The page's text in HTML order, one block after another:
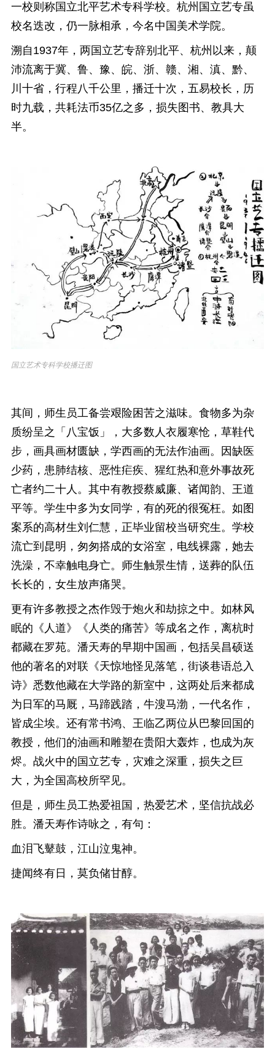
一校则称国立北平艺术专科学校。杭州国立艺专虽
校名迭改，仍一脉相承，今名中国美术学院。
溯自1937年，两国立艺专辞别北平、杭州以来，颠
沛流离于冀、鲁、豫、皖、浙、赣、湘、滇、黔、
川十省，行程八千公里，播迁十次，五易校长，历
时九载，共耗法币35亿之多，损失图书、教具大
半。
国立艺术专科学校播迁图
其间，师生员工备尝艰险困苦之滋味。食物多为杂
质纷呈之「八宝饭」，大多数人衣履寒怆，草鞋代
步，画具画材匮缺，学西画的无法作油画。因缺医
少药，患肺结核、恶性疟疾、猩红热和意外事故死
亡者约二十人。其中有教授蔡威廉、诸闻韵、王道
平等。学生中多为女同学，有的死的很冤枉。如图
案系的高材生刘仁慧，正毕业留校当研究生。学校
流亡到昆明，匆匆搭成的女浴室，电线裸露，她去
洗澡，不幸触电身亡。师生触景生情，送葬的队伍
长长的，女生放声痛哭。
更有许多教授之杰作毁于炮火和劫掠之中。如林风
眠的《人道》《人类的痛苦》等成名之作，离杭时
都藏在罗苑。潘天寿的早期中国画，包括吴昌硕送
他的著名的对联《天惊地怪见落笔，街谈巷语总入
诗》悉数他藏在大学路的新室中，这两处后来都成
为日军的马厩，马蹄践踏，牛溲马渤，一代名作，
皆成尘埃。还有常书鸿、王临乙两位从巴黎回国的
教授，他们的油画和雕塑在贵阳大轰炸，也成为灰
烬。战火中的国立艺专，灾难之深重，损失之巨
大，为全国高校所罕见。
但是，师生员工热爱祖国，热爱艺术，坚信抗战必
胜。潘天寿作诗咏之，有句：
血泪飞鼙鼓，江山泣鬼神。
捷闻终有日，莫负储甘醇。